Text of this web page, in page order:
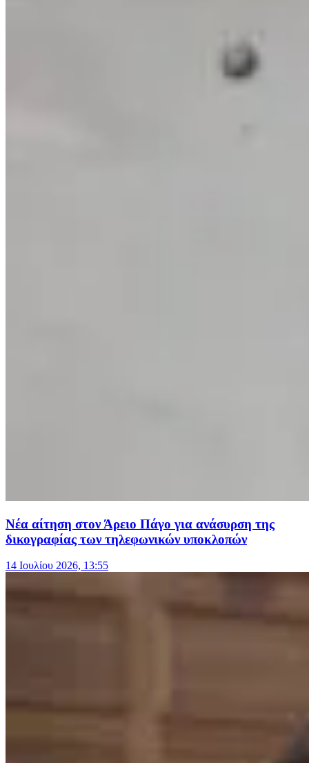
Νέα αίτηση στον Άρειο Πάγο για ανάσυρση της
δικογραφίας των τηλεφωνικών υποκλοπών
14 Ιουλίου 2026, 13:55